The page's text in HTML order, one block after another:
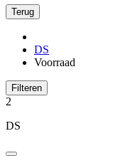
Terug
DS
Voorraad
Filteren
2
DS